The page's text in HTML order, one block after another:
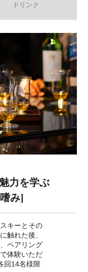
ドリンク
力を学ぶ
み]
キーとその
触れた後、
ペアリング
体験いただ
回14名様限